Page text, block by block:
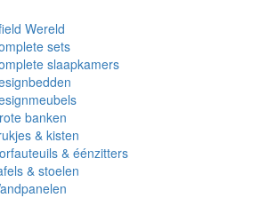
Wereld
sets
slaapkamers
banken
& kisten
& éénzitters
& stoelen